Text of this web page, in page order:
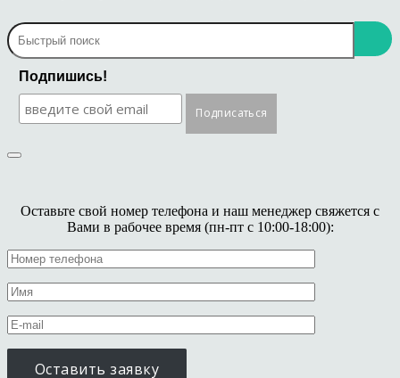
Подпишись!
Оставьте свой номер телефона и наш менеджер свяжется с
Вами в рабочее время (пн-пт с 10:00-18:00):